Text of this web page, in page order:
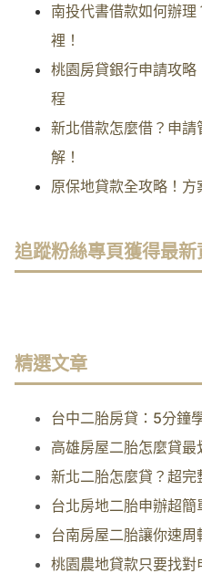
南投代書借款如何辦
裡！
桃園房貸銀行申請攻
程
新北借款怎麼借？申
解！
原保地貸款全攻略！方
追蹤粉絲專頁獲得最新
精選文章
台中二胎房貸：5分鐘
高雄房屋二胎怎麼貸最
新北二胎怎麼貸？超
台北房地二胎申辦超簡
台南房屋二胎讓你速
桃園農地貸款只要找對